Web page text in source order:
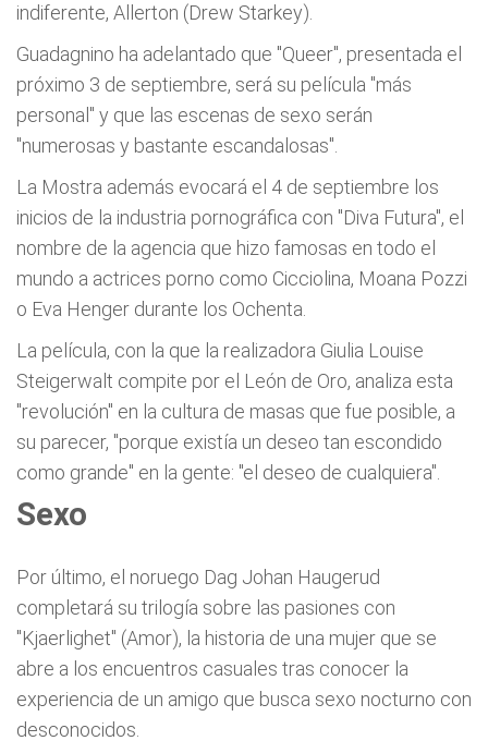
indiferente, Allerton (Drew Starkey).
Guadagnino ha adelantado que "Queer", presentada el
próximo 3 de septiembre, será su película "más
personal" y que las escenas de sexo serán
"numerosas y bastante escandalosas".
La Mostra además evocará el 4 de septiembre los
inicios de la industria pornográfica con "Diva Futura", el
nombre de la agencia que hizo famosas en todo el
mundo a actrices porno como Cicciolina, Moana Pozzi
o Eva Henger durante los Ochenta.
La película, con la que la realizadora Giulia Louise
Steigerwalt compite por el León de Oro, analiza esta
"revolución" en la cultura de masas que fue posible, a
su parecer, "porque existía un deseo tan escondido
como grande" en la gente: "el deseo de cualquiera".
Sexo
Por último, el noruego Dag Johan Haugerud
completará su trilogía sobre las pasiones con
"Kjaerlighet" (Amor), la historia de una mujer que se
abre a los encuentros casuales tras conocer la
experiencia de un amigo que busca sexo nocturno con
desconocidos.